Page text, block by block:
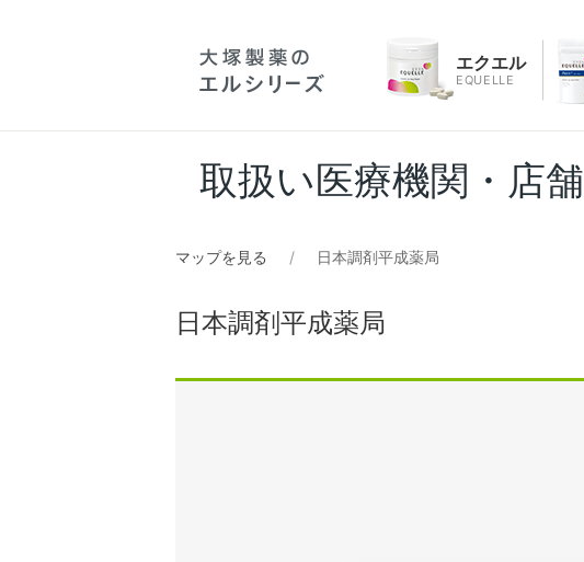
エクエル
EQUELLE
取扱い医療機関・店舗
マップを見る 日本調剤平成薬局
日本調剤平成薬局